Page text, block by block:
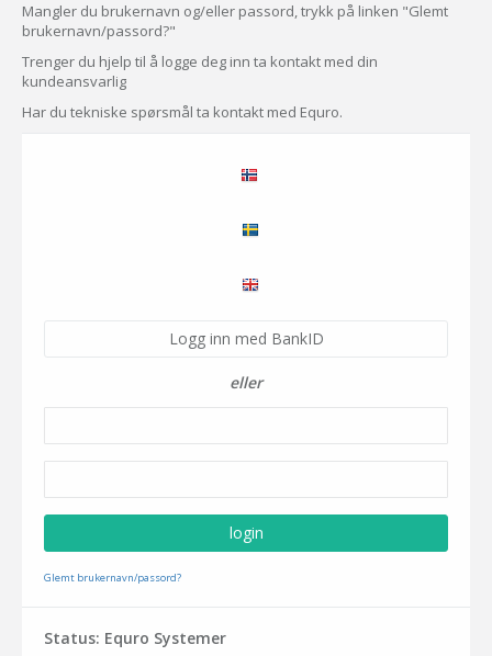
Mangler du brukernavn og/eller passord, trykk på linken "Glemt
brukernavn/passord?"
Trenger du hjelp til å logge deg inn ta kontakt med din
kundeansvarlig
Har du tekniske spørsmål ta kontakt med Equro.
Logg inn med BankID
eller
Glemt brukernavn/passord?
Status: Equro Systemer